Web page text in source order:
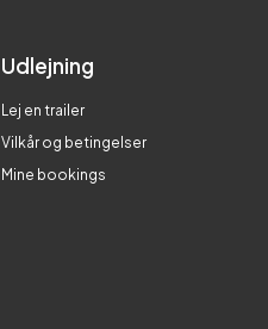
Udlejning
Lej en trailer
Vilkår og betingelser
Mine bookings